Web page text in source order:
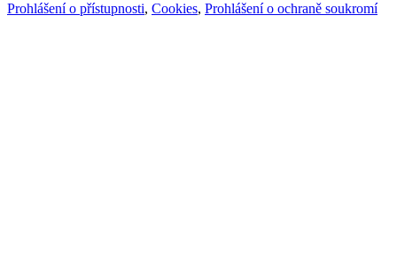
Prohlášení o přístupnosti, Cookies, Prohlášení o ochraně soukromí